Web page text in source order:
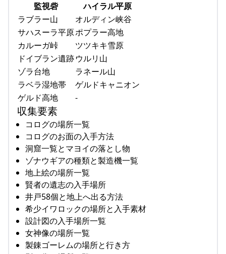
監視砦
ハイラル平原
ラブラー山
オルディン峡谷
サハスーラ平原ポプラー高地
カルーガ峠
ツツキキ雪原
ドイブラン遺跡ウルリ山
ゾラ台地
ラネール山
ラベラ湿地帯
ゲルドキャニオン
ゲルド高地
-
収集要素
コログの場所一覧
コログのお面の入手方法
洞窟一覧とマヨイの落とし物
ゾナウギアの種類と製造機一覧
地上絵の場所一覧
賢者の遺志の入手場所
井戸58個と地上へ出る方法
希少イワロックの場所と入手素材
設計図の入手場所一覧
女神像の場所一覧
製錬ゴーレムの場所と行き方